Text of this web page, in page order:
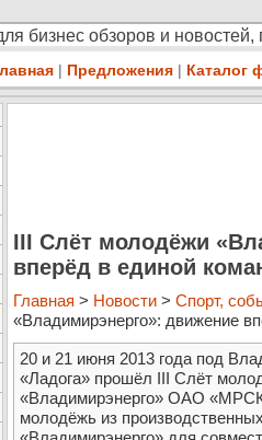
бизнес обзоров и
| Предложения | Каталог
III Слёт молодёжи
вперёд в единой
Главная > Новости > Спорт,
«Владимирэнерго»: движение
20 и 21 июня 2013 года под
«Ладога» прошёл III Слёт
«Владимирэнерго» ОАО
молодёжь из